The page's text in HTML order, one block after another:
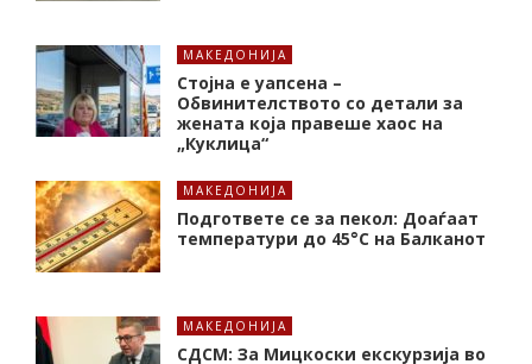
МАКЕДОНИЈА
Стојна е уапсена –
Обвинителството со детали за
жената која правеше хаос на
„Куклица“
МАКЕДОНИЈА
Подгответе се за пекол: Доаѓаат
температури до 45°C на Балканот
МАКЕДОНИЈА
СДСМ: За Мицкоски екскурзија во